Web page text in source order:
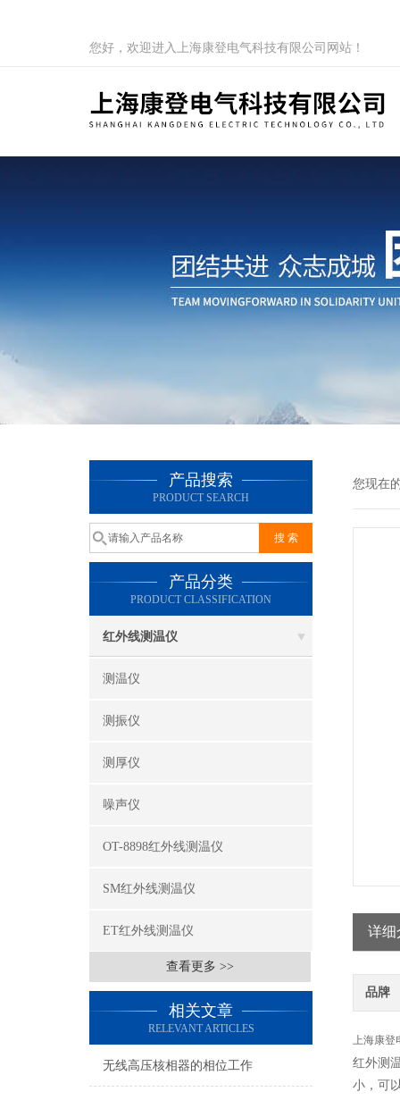
您好，欢迎进入上海康登电气科技有限公司网站！
产品搜索
PRODUCT SEARCH
产品分类
PRODUCT CLASSIFICATION
红外线测温仪
测温仪
测振仪
测厚仪
噪声仪
OT-8898红外线测温仪
SM红外线测温仪
ET红外线测温仪
查看更多 >>
相关文章
RELEVANT ARTICLES
无线高压核相器的相位工作
您现在
详细
品牌
上海康登
红外测
小，可